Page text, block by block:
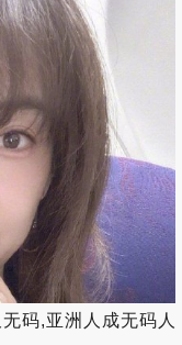
码,亚洲人成无码人